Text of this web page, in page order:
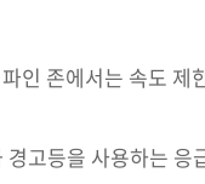
인 존에서는 속도 제
경고등을 사용하는 응